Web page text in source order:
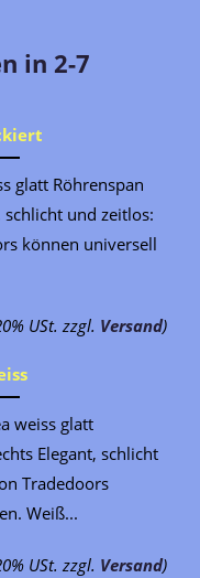
in 2-7
glatt Röhrenspan
und zeitlos:
können universell
USt. zzgl. Versand)
weiss glatt
Elegant, schlicht
Tradedoors
Weiß...
USt. zzgl. Versand)